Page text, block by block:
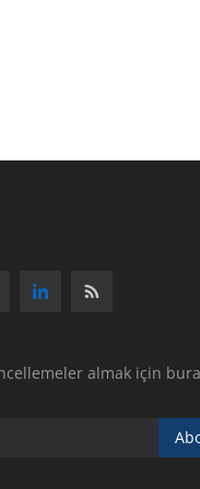
almak için